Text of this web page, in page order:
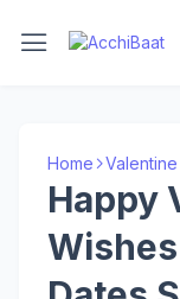
Home
Happy